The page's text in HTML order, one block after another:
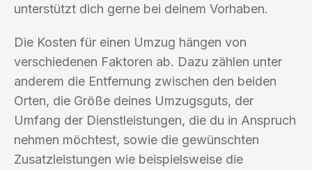
unterstützt dich gerne bei deinem Vorhaben.
Die Kosten für einen Umzug hängen von
verschiedenen Faktoren ab. Dazu zählen unter
anderem die Entfernung zwischen den beiden
Orten, die Größe deines Umzugsguts, der
Umfang der Dienstleistungen, die du in Anspruch
nehmen möchtest, sowie die gewünschten
Zusatzleistungen wie beispielsweise die